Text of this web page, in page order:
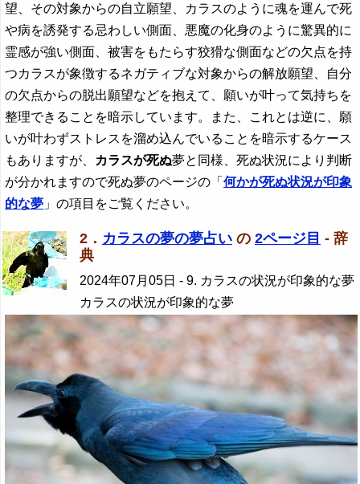
望、その対象からの自立願望、カラスのように魂を運んで死
や病を誘発する忌わしい側面、悪魔の化身のように驚異的に
霊感が強い側面、被害をもたらす狡猾な側面などの欠点を持
つカラスが象徴するネガティブな対象からの解放願望、自分
の欠点からの脱出願望などを抱えて、願いが叶って気持ちを
整理できることを暗示しています。また、これとは逆に、願
いが叶わずストレスを溜め込んでいることを暗示するケース
もありますが、
カラスが死ぬ夢と同様、死ぬ状況により判断
が分かれますので死ぬ夢のページの「何かが死ぬ状況が印象
的な夢 」の項目をご覧ください。
2． カラスの夢の夢占い の 2ページ目 - 辞
典
2024年07月05日 - 9. カラスの状況が印象的な夢
カラスの状況が印象的な夢